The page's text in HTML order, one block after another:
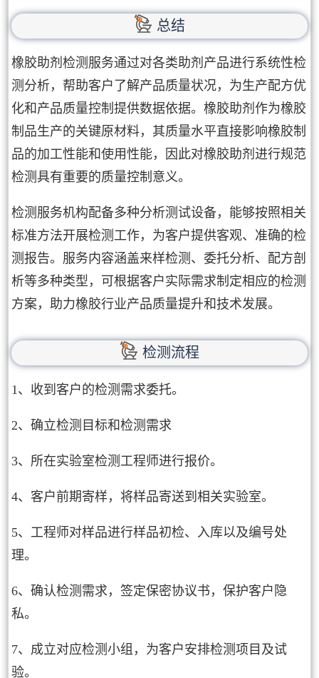
总结
橡胶助剂检测服务通过对各类助剂产品进行系统性检
测分析，帮助客户了解产品质量状况，为生产配方优
化和产品质量控制提供数据依据。橡胶助剂作为橡胶
制品生产的关键原材料，其质量水平直接影响橡胶制
品的加工性能和使用性能，因此对橡胶助剂进行规范
检测具有重要的质量控制意义。
检测服务机构配备多种分析测试设备，能够按照相关
标准方法开展检测工作，为客户提供客观、准确的检
测报告。服务内容涵盖来样检测、委托分析、配方剖
析等多种类型，可根据客户实际需求制定相应的检测
方案，助力橡胶行业产品质量提升和技术发展。
检测流程
1、收到客户的检测需求委托。
2、确立检测目标和检测需求
3、所在实验室检测工程师进行报价。
4、客户前期寄样，将样品寄送到相关实验室。
5、工程师对样品进行样品初检、入库以及编号处
理。
6、确认检测需求，签定保密协议书，保护客户隐
私。
7、成立对应检测小组，为客户安排检测项目及试
验。